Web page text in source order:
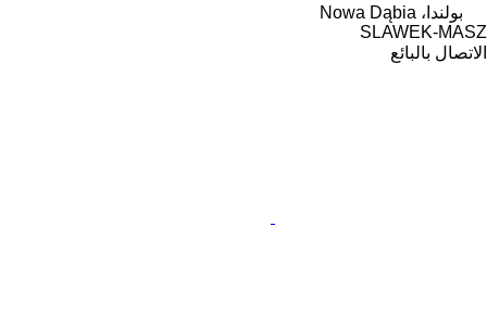
بولندا، Nowa Dąbia
SLAWEK-MASZ
الاتصال بالبائع